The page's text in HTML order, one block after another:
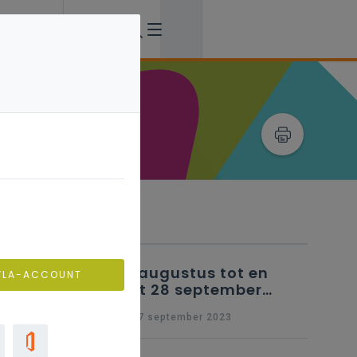
25 augustus tot en
met 28 september
vragen
wo 27 september 2023
ACCOUNT